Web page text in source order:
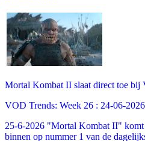
Mortal Kombat II slaat direct toe bij
VOD Trends: Week 26 : 24-06-2026
25-6-2026 "Mortal Kombat II" komt
binnen op nummer 1 van de